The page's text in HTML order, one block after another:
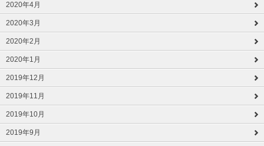
2020年4月
2020年3月
2020年2月
2020年1月
2019年12月
2019年11月
2019年10月
2019年9月